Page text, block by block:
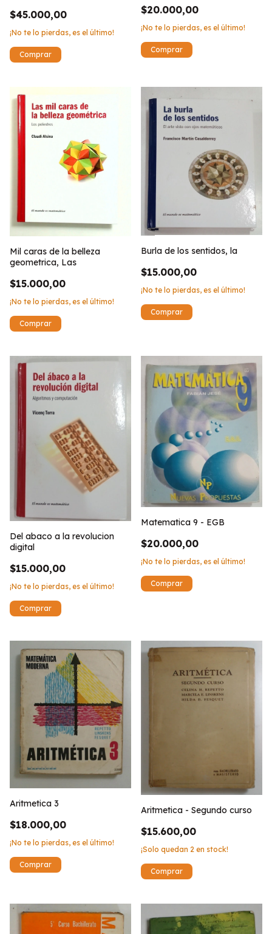
$45.000,00
¡No te lo pierdas, es el último!
$20.000,00
¡No te lo pierdas, es el último!
Mil caras de la belleza
geometrica, Las
$15.000,00
¡No te lo pierdas, es el último!
Burla de los sentidos, la
$15.000,00
¡No te lo pierdas, es el último!
Del abaco a la revolucion
digital
$15.000,00
¡No te lo pierdas, es el último!
Matematica 9 - EGB
$20.000,00
¡No te lo pierdas, es el último!
Aritmetica 3
$18.000,00
¡No te lo pierdas, es el último!
Aritmetica - Segundo curso
$15.600,00
¡Solo quedan 2 en stock!